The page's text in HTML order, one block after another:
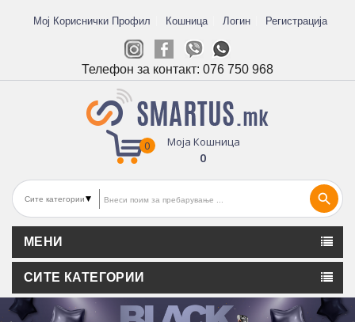
Мој Кориснички Профил Кошница Логин Регистрација
Телефон за контакт: 076 750 968
Моја Кошница
0
0
search
МЕНИ
СИТЕ КАТЕГОРИИ